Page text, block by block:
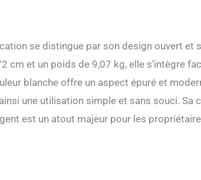
se distingue par son design ouvert et
cm et un poids de 9,07 kg, elle s’intègre
blanche offre un aspect épuré et
une utilisation simple et sans souci. Sa
est un atout majeur pour les